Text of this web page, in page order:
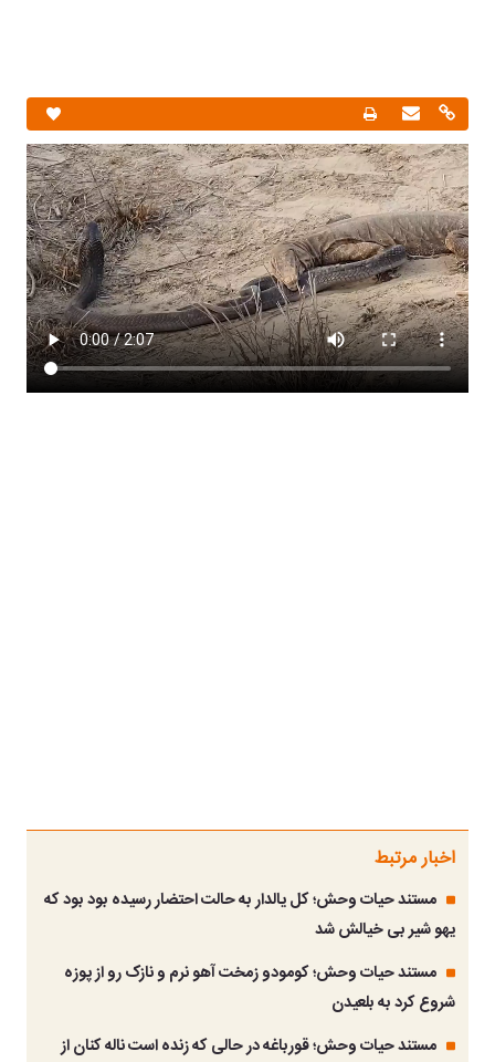
اخبار مرتبط
مستند حیات وحش؛ کل یالدار به حالت احتضار رسیده بود بود که
یهو شیر بی خیالش شد
مستند حیات وحش؛ کومودو زمخت آهو نرم و نازک رو از پوزه
شروع کرد به بلعیدن
مستند حیات وحش؛ قورباغه در حالی که زنده است ناله کنان از